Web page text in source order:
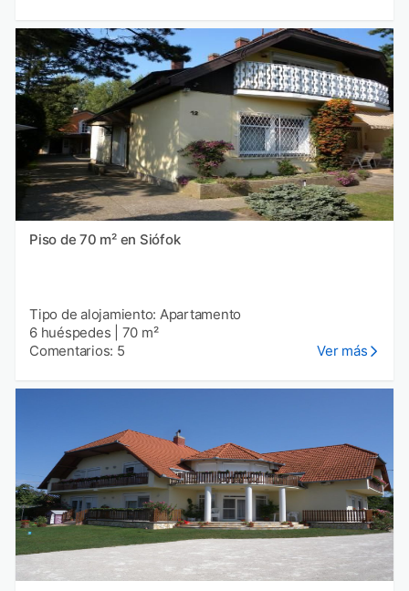
Piso de 70 m² en Siófok
Tipo de alojamiento: Apartamento
6 huéspedes
70 m²
Comentarios: 5
Ver más